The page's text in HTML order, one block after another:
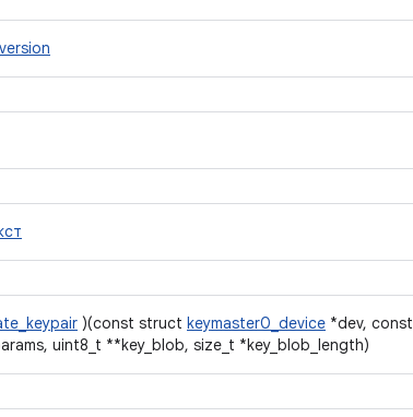
)(const struct keymaster0_device *dev, const
uint8_t **key_blob, size_t *key_blob_length)